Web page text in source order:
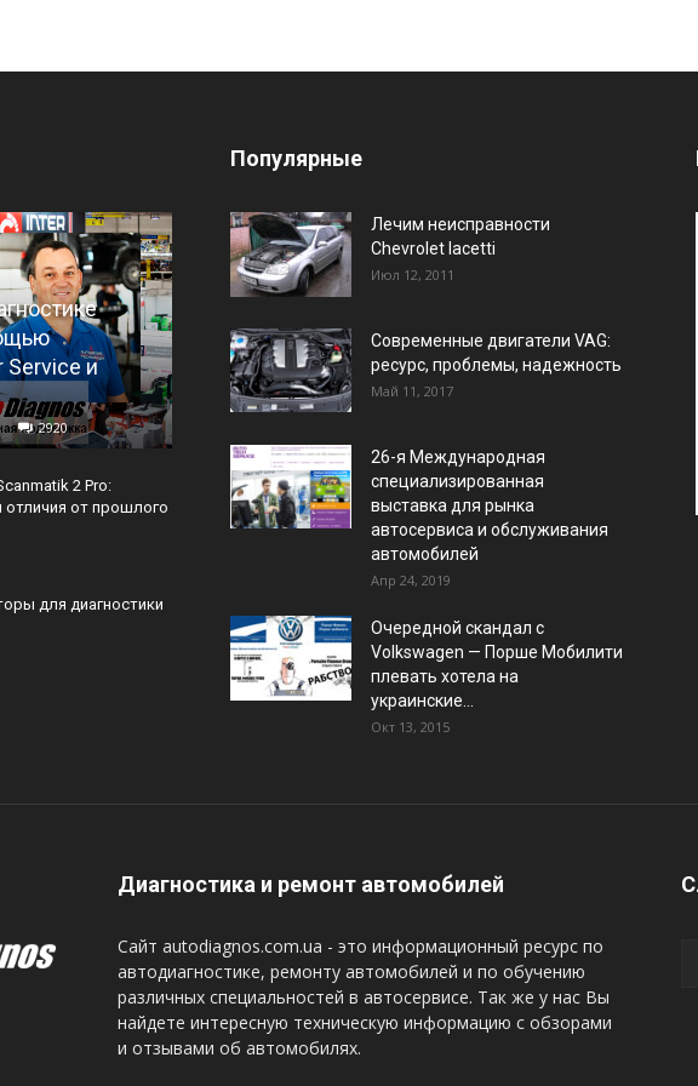
и
2920
2 Pro:
отличия от прошлого
для диагностики
Популярные
Лечим неисправности
Chevrolet lacetti
Июл 12, 2011
Современные двигатели VAG:
ресурс, проблемы, надежность
Май 11, 2017
26-я Международная
специализированная
выставка для рынка
автосервиса и обслуживания
автомобилей
Апр 24, 2019
Очередной скандал с
Volkswagen — Порше Мобилити
плевать хотела на
украинские...
Окт 13, 2015
Диагностика и ремонт автомобилей
Сайт autodiagnos.com.ua - это информационный ресурс по
автодиагностике, ремонту автомобилей и по обучению
различных специальностей в автосервисе. Так же у нас Вы
найдете интересную техническую информацию с обзорами
и отзывами об автомобилях.